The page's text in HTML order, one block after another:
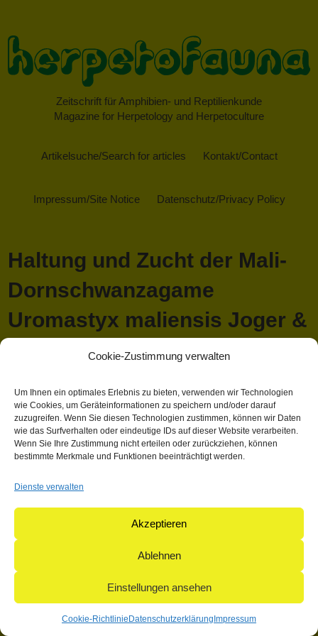
Cookie-Zustimmung verwalten
Um Ihnen ein optimales Erlebnis zu bieten, verwenden wir Technologien
wie Cookies, um Geräteinformationen zu speichern und/oder darauf
zuzugreifen. Wenn Sie diesen Technologien zustimmen, können wir Daten
wie das Surfverhalten oder eindeutige IDs auf dieser Website verarbeiten.
Wenn Sie Ihre Zustimmung nicht erteilen oder zurückziehen, können
bestimmte Merkmale und Funktionen beeinträchtigt werden.
Dienste verwalten
Akzeptieren
Ablehnen
Einstellungen ansehen
Cookie-Richtlinie Datenschutzerklärung Impressum
Zeitschrift für Amphibien- und Reptilienkunde
Magazine for Herpetology and Herpetoculture
Artikelsuche/Search for articles Kontakt/Contact
Impressum/Site Notice Datenschutz/Privacy Policy
Haltung und Zucht der Mali-
Dornschwanzagame
Uromastyx maliensis Joger &
Lambert1996
April 13, 2018 1:03 p.m. Veröffentlicht von Mathieu Hauck
Kategorisiert in: Allgemein
Dieser Artikel wurde verfasst von Mathieu Hauck
71365 Weinstadt | Germany